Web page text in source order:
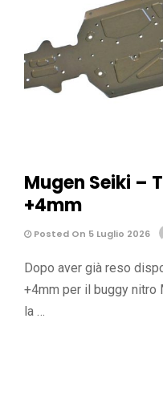
Mugen Seiki –
+4mm
Posted On 5 Luglio 2026
Dopo aver già reso
+4mm per il buggy nitro
la …